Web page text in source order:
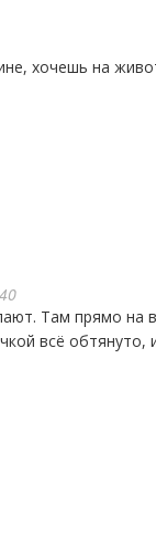
всё обтянуто,